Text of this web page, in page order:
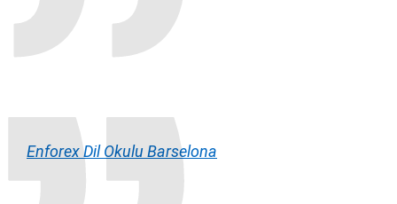
Enforex Dil Okulu Barselona